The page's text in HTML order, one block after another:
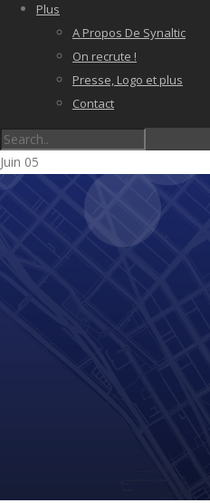
Plus
A Propos De Synaltic
On recrute !
Presse, Logo et plus
Contact
Juin 05